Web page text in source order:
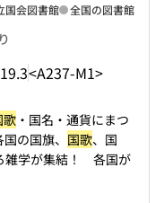
<A237-M1>
国会図書館 全国の図書館
歌 ・国名・通貨にまつ
の国旗、 国歌、国
雑学が集結！ 各国が